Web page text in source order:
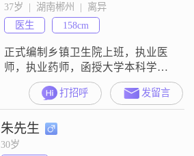
37岁  |  湖南郴州  |  离异
医生
158cm
正式编制乡镇卫生院上班，执业医
师，执业药师，函授大学本科学
历，未来三年内可考主治医师，有
驾照会开车真心找单位有正式编制
的综合素质稍强的对象，非诚勿扰
打招呼 发留言
朱先生
30岁